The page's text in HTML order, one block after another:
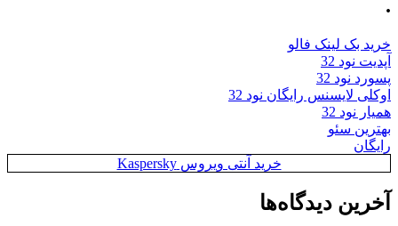
.
خرید بک لینک فالو
آپدیت نود 32
پسورد نود 32
اوکلی لایسنس رایگان نود 32
همیار نود 32
بهترین سئو
رایگان
خرید آنتی ویروس Kaspersky
آخرین دیدگاه‌ها